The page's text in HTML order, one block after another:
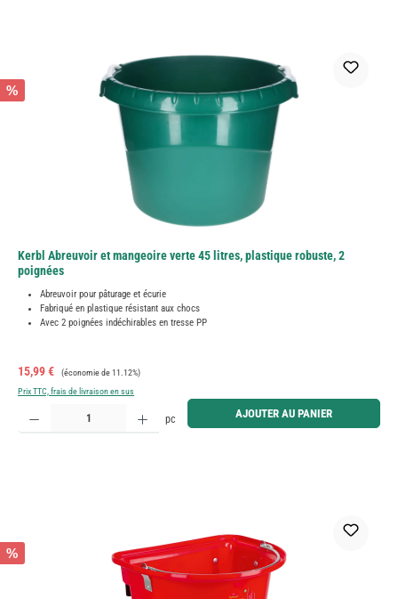
%
Kerbl Abreuvoir et mangeoire verte 45 litres, plastique robuste, 2
poignées
Abreuvoir pour pâturage et écurie
Fabriqué en plastique résistant aux chocs
Avec 2 poignées indéchirables en tresse PP
Prix de vente :
15,99 € Prix régulier :
(économie de 11.12%)
Prix TTC, frais de livraison en sus
Quantité de produit : Entrez la quantité souhaitée ou utilisez les boutons pour augmenter ou
pc AJOUTER AU PANIER
%